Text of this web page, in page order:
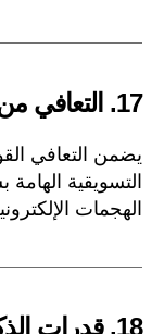
17. التعافي
يضمن التعافي
التسويقية
الهجمات
18. قدرات